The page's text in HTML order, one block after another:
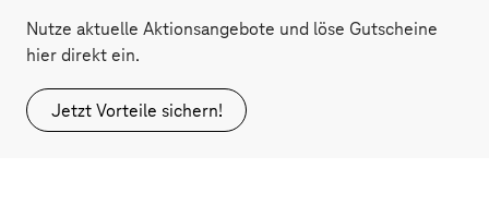
Nutze aktuelle Aktionsangebote und löse Gutscheine
hier direkt ein.
Jetzt Vorteile sichern!